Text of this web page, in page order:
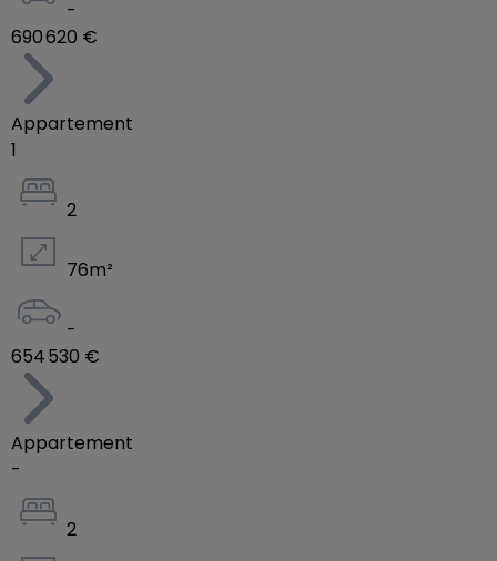
-
690 620 €
Appartement
1
2
76m²
-
654 530 €
Appartement
-
2